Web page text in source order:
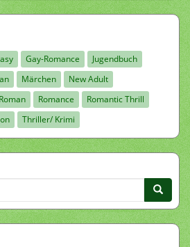
Gay-Romance
Jugendbuch
Märchen
New Adult
Roman Romance
Romantic Thrill
Thriller/ Krimi